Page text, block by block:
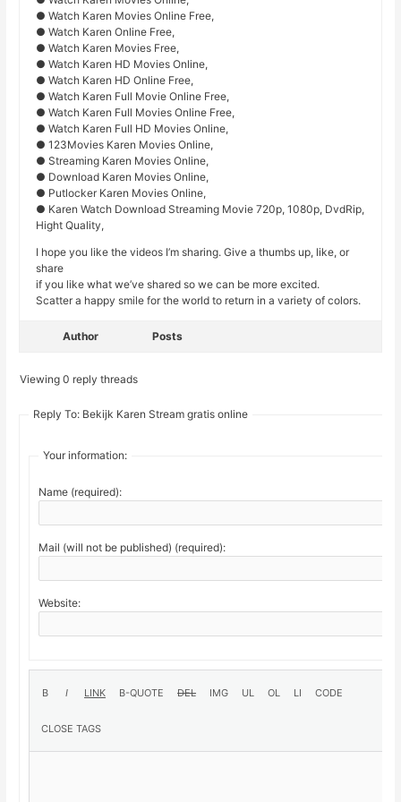
● Watch Karen Movies Online Free,
● Watch Karen Online Free,
● Watch Karen Movies Free,
● Watch Karen HD Movies Online,
● Watch Karen HD Online Free,
● Watch Karen Full Movie Online Free,
● Watch Karen Full Movies Online Free,
● Watch Karen Full HD Movies Online,
● 123Movies Karen Movies Online,
● Streaming Karen Movies Online,
● Download Karen Movies Online,
● Putlocker Karen Movies Online,
● Karen Watch Download Streaming Movie 720p, 1080p, DvdRip,
Hight Quality,
I hope you like the videos I’m sharing. Give a thumbs up, like, or
share
if you like what we’ve shared so we can be more excited.
Scatter a happy smile for the world to return in a variety of colors.
Author Posts
Viewing 0 reply threads
Reply To: Bekijk Karen Stream gratis online
Your information:
Name (required):
Mail (will not be published) (required):
Website: